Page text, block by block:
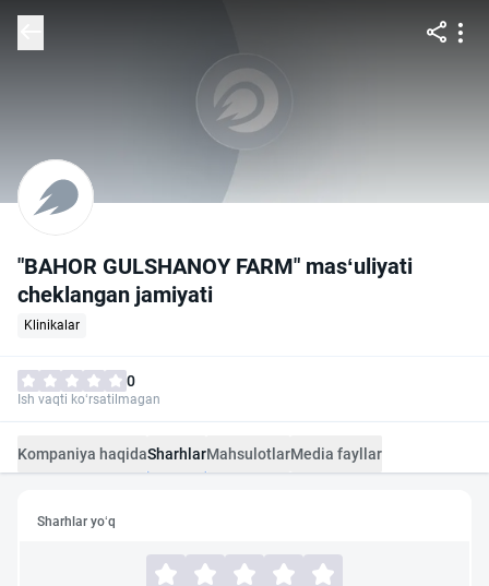
"BAHOR GULSHANOY FARM" mas‘uliyati
cheklangan jamiyati
Klinikalar
0
Ish vaqti ko‘rsatilmagan
Kompaniya haqidaSharhlarMahsulotlarMedia fayllar
Sharhlar yo‘q